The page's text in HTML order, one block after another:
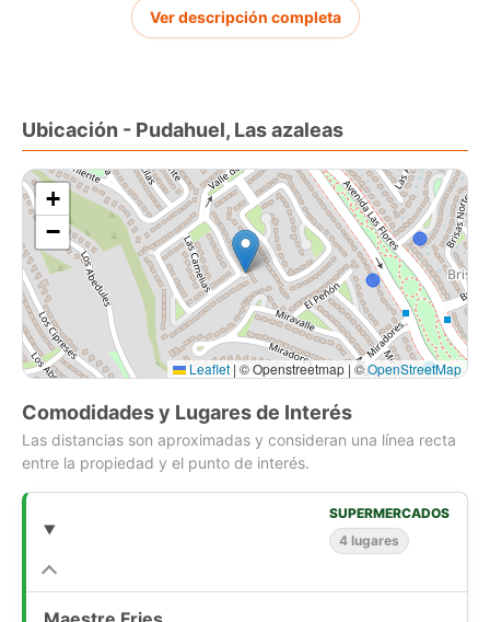
Ver descripción completa
Ubicación - Pudahuel, Las azaleas
+
−
Leaflet | © Openstreetmap | ©OpenStreetMap
Comodidades y Lugares de Interés
Las distancias son aproximadas y consideran una línea recta
entre la propiedad y el punto de interés.
SUPERMERCADOS
4 lugares